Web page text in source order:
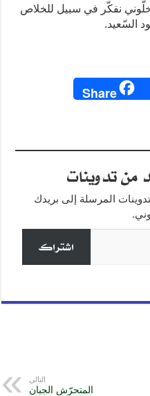
نفكّر في سبيل للخلاص
السّعيد.
Share
من تدوينات
المرسلة إلى بريدك
اشتراك
التالي
المتحرّش الجبان